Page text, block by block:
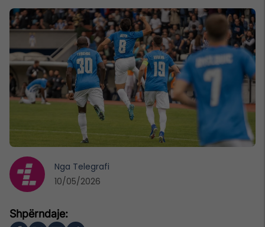
Nga Telegrafi
10/05/2026